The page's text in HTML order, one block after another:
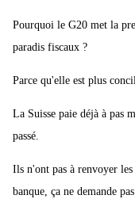
Pourquoi le G20 met la
paradis fiscaux ?
Parce qu'elle est plus
La Suisse paie déjà à pas
passé.
Ils n'ont pas à renvoyer
banque, ça ne demande